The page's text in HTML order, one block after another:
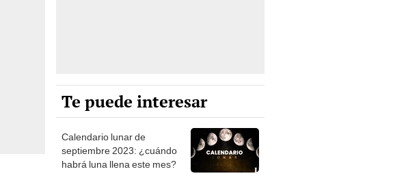
Te puede interesar
Calendario lunar de
septiembre 2023: ¿cuándo
habrá luna llena este mes?